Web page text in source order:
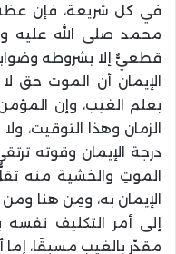
في كل شريعة، فإن
محمد صلى الله عليه
قطعيٌّ إلا بشروطه
الإيمان أن الموت حق
بعلم الغيب، وإن
الزمان وهذا التوقيت،
درجة الإيمان وقوته
الموتِ والخشية منه
الإيمان به، ومِن هنا
إلى أمر التكليف نفسه
مقدَّر بالغيب مسبقًا، إما